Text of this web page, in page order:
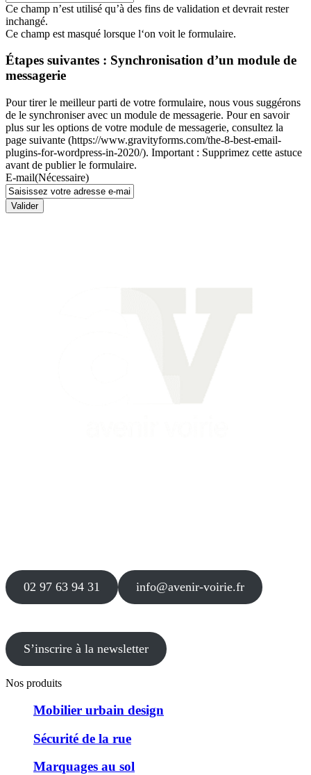
Ce champ n’est utilisé qu’à des fins de validation et devrait rester
inchangé.
Ce champ est masqué lorsque l‘on voit le formulaire.
Étapes suivantes : Synchronisation d’un module de
messagerie
Pour tirer le meilleur parti de votre formulaire, nous vous suggérons
de le synchroniser avec un module de messagerie. Pour en savoir
plus sur les options de votre module de messagerie, consultez la
page suivante (https://www.gravityforms.com/the-8-best-email-
plugins-for-wordpress-in-2020/). Important : Supprimez cette astuce
avant de publier le formulaire.
E-mail(Nécessaire)
Valider
02 97 63 94 31 info@avenir-voirie.fr
S’inscrire à la newsletter
Nos produits
Mobilier urbain design
Sécurité de la rue
Marquages au sol